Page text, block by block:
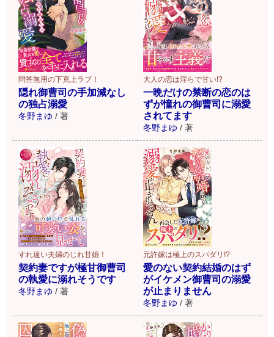
問答無用の下克上ラブ！
隠れ御曹司の手加減なし
の独占溺愛
冬野まゆ / 著
大人の恋は淫らで甘い!?
一晩だけの禁断の恋のは
ずが憧れの御曹司に溺愛
されてます
冬野まゆ / 著
すれ違い夫婦のじれ甘婚！
契約妻ですが極甘御曹司
の執愛に溺れそうです
冬野まゆ / 著
元許嫁は極上のスパダリ!?
愛のない契約結婚のはず
がイケメン御曹司の溺愛
が止まりません
冬野まゆ / 著